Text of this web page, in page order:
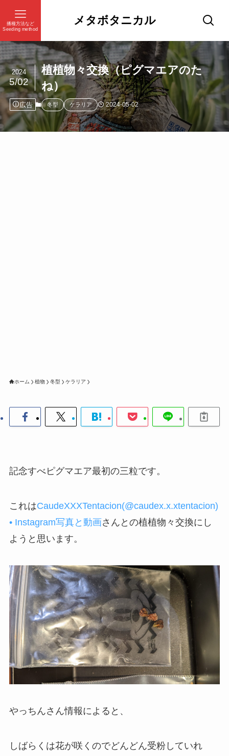
メタボタニカル
播種方法など
Seeding method
植植物々交換（ピグマエアのた
ね）
2024
5/02
広告 冬型 ケラリア 2024-05-02
ホーム 植物 冬型 ケラリア
記念すべピグマエア最初の三粒です。
これはCaudeXXXTentacion(@caudex.x.xtentacion)
• Instagram写真と動画さんとの植植物々交換にし
ようと思います。
やっちんさん情報によると、
しばらくは花が咲くのでどんどん受粉していれ